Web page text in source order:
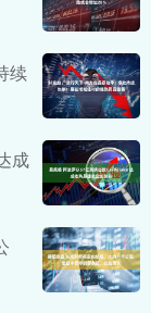
续
成